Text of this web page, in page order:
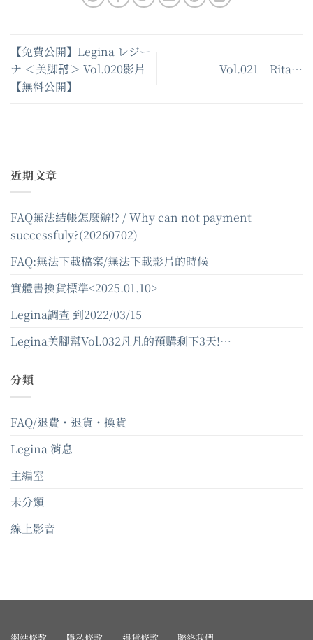
【免費公開】Legina レジー
ナ ＜美脚幇＞ Vol.020影片
【無料公開】
Vol.021 Rita…
近期文章
FAQ無法結帳怎麼辦!? / Why can not payment
successfuly?(20260702)
FAQ:無法下載檔案/無法下載影片的時候
實體書換貨標準<2025.01.10>
Legina調查 到2022/03/15
Legina美腳幫Vol.032凡凡的預購剩下3天!…
分類
FAQ/退費・退貨・換貨
Legina 消息
主編室
未分類
線上影音